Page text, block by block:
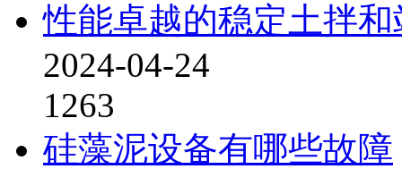
性能卓越的稳定土拌
2024-04-24
1263
硅藻泥设备有哪些故障